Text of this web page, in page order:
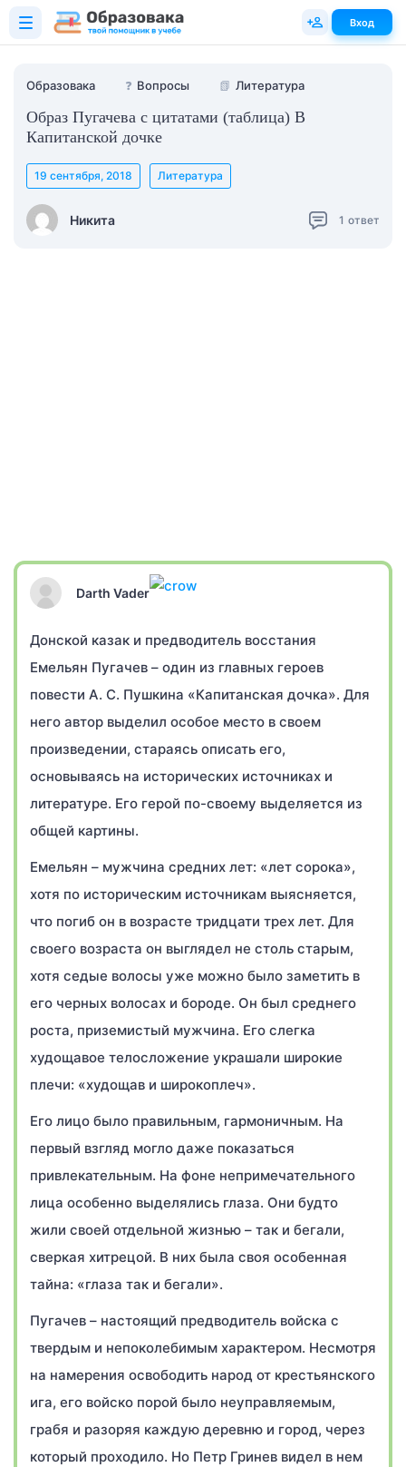
Образовака ❓ Вопросы 📗 Литература
Образ Пугачева с цитатами (таблица) В
Капитанской дочке
Никита
19 сентября, 2018 Литература
1 ответ
Darth Vader
Донской казак и предводитель восстания
Емельян Пугачев – один из главных героев
повести А. С. Пушкина «Капитанская дочка». Для
него автор выделил особое место в своем
произведении, стараясь описать его,
основываясь на исторических источниках и
литературе. Его герой по-своему выделяется из
общей картины.
Емельян – мужчина средних лет: «лет сорока»,
хотя по историческим источникам выясняется,
что погиб он в возрасте тридцати трех лет. Для
своего возраста он выглядел не столь старым,
хотя седые волосы уже можно было заметить в
его черных волосах и бороде. Он был среднего
роста, приземистый мужчина. Его слегка
худощавое телосложение украшали широкие
плечи: «худощав и широкоплеч».
Его лицо было правильным, гармоничным. На
первый взгляд могло даже показаться
привлекательным. На фоне непримечательного
лица особенно выделялись глаза. Они будто
жили своей отдельной жизнью – так и бегали,
сверкая хитрецой. В них была своя особенная
тайна: «глаза так и бегали».
Пугачев – настоящий предводитель войска с
твердым и непоколебимым характером. Несмотря
на намерения освободить народ от крестьянского
ига, его войско порой было неуправляемым,
грабя и разоряя каждую деревню и город, через
который проходило. Но Петр Гринев видел в нем
Вход